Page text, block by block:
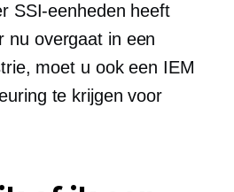
SSI-eenheden heeft
nu overgaat in een
moet u ook een IEM
te krijgen voor